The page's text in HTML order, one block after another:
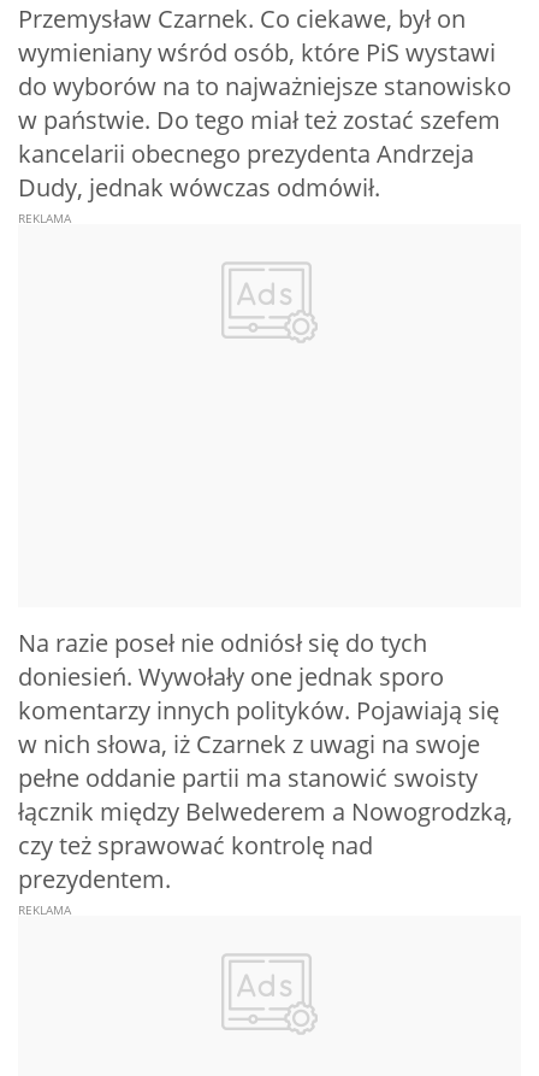
Przemysław Czarnek. Co ciekawe, był on
wymieniany wśród osób, które PiS wystawi
do wyborów na to najważniejsze stanowisko
w państwie. Do tego miał też zostać szefem
kancelarii obecnego prezydenta Andrzeja
Dudy, jednak wówczas odmówił.
Na razie poseł nie odniósł się do tych
doniesień. Wywołały one jednak sporo
komentarzy innych polityków. Pojawiają się
w nich słowa, iż Czarnek z uwagi na swoje
pełne oddanie partii ma stanowić swoisty
łącznik między Belwederem a Nowogrodzką,
czy też sprawować kontrolę nad
prezydentem.